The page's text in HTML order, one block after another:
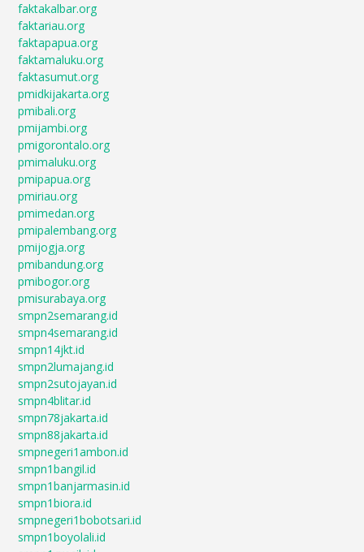
faktakalbar.org
faktariau.org
faktapapua.org
faktamaluku.org
faktasumut.org
pmidkijakarta.org
pmibali.org
pmijambi.org
pmigorontalo.org
pmimaluku.org
pmipapua.org
pmiriau.org
pmimedan.org
pmipalembang.org
pmijogja.org
pmibandung.org
pmibogor.org
pmisurabaya.org
smpn2semarang.id
smpn4semarang.id
smpn14jkt.id
smpn2lumajang.id
smpn2sutojayan.id
smpn4blitar.id
smpn78jakarta.id
smpn88jakarta.id
smpnegeri1ambon.id
smpn1bangil.id
smpn1banjarmasin.id
smpn1biora.id
smpnegeri1bobotsari.id
smpn1boyolali.id